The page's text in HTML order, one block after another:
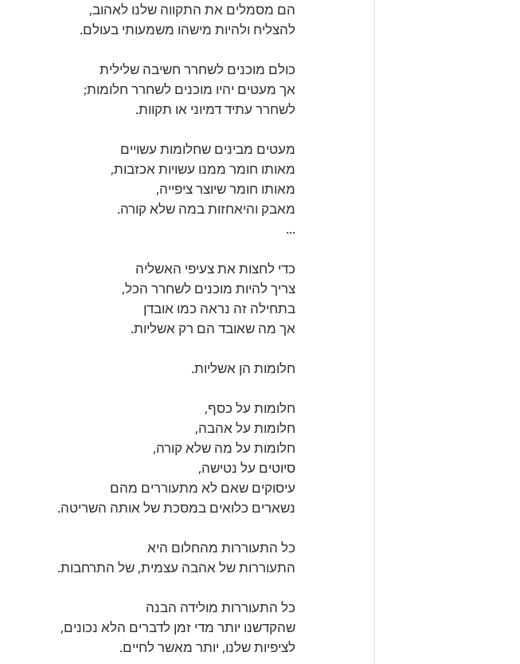
הם מסמלים את התקווה שלנו לאהוב,
להצליח ולהיות מישהו משמעותי בעולם.
כולם מוכנים לשחרר חשיבה שלילית
אך מעטים יהיו מוכנים לשחרר חלומות;
לשחרר עתיד דמיוני או תקוות.
מעטים מבינים שחלומות עשויים
מאותו חומר ממנו עשויות אכזבות,
מאותו חומר שיוצר ציפייה,
מאבק והיאחזות במה שלא קורה.
...
כדי לחצות את צעיפי האשליה
צריך להיות מוכנים לשחרר הכל,
בתחילה זה נראה כמו אובדן
אך מה שאובד הם רק אשליות.
חלומות הן אשליות.
חלומות על כסף,
חלומות על אהבה,
חלומות על מה שלא קורה,
סיוטים על נטישה,
עיסוקים שאם לא מתעוררים מהם
נשארים כלואים במסכת של אותה השריטה.
כל התעוררות מהחלום היא
התעוררות של אהבה עצמית, של התרחבות.
כל התעוררות מולידה הבנה
שהקדשנו יותר מדי זמן לדברים הלא נכונים,
לציפיות שלנו, יותר מאשר לחיים.